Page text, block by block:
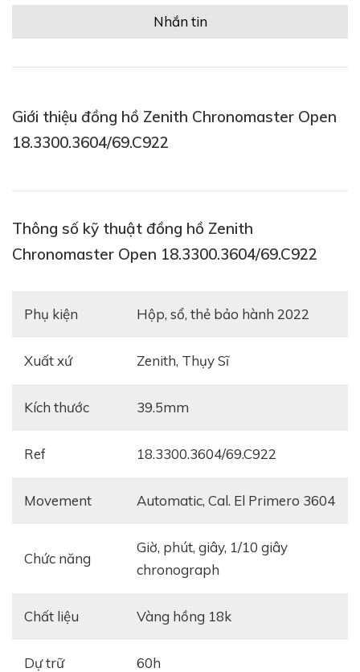
Nhắn tin
Giới thiệu đồng hồ Zenith Chronomaster Open
18.3300.3604/69.C922
Thông số kỹ thuật đồng hồ Zenith
Chronomaster Open 18.3300.3604/69.C922
Phụ kiện Hộp, sổ, thẻ bảo hành 2022
Xuất xứ Zenith, Thụy Sĩ
Kích thước 39.5mm
Ref 18.3300.3604/69.C922
Movement automatic, Cal. El Primero 3604
Chức năng
giờ, phút, giây, 1/10 giây
chronograph
Chất liệu Vàng hồng 18k
Dự trữ 60h